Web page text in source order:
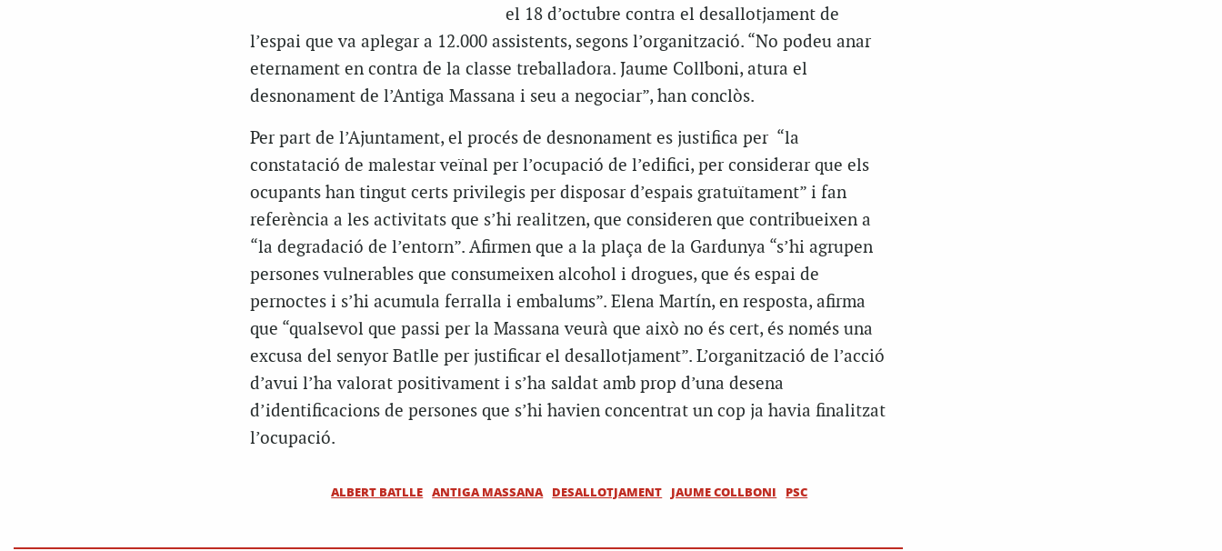
el 18 d’octubre contra el desallotjament de
l’espai que va aplegar a 12.000 assistents, segons l’organització. “No podeu anar
eternament en contra de la classe treballadora. Jaume Collboni, atura el
desnonament de l’Antiga Massana i seu a negociar”, han conclòs.
Per part de l’Ajuntament, el procés de desnonament es justifica per “la
constatació de malestar veïnal per l’ocupació de l’edifici, per considerar que els
ocupants han tingut certs privilegis per disposar d’espais gratuïtament” i fan
referència a les activitats que s’hi realitzen, que consideren que contribueixen a
“la degradació de l’entorn”. Afirmen que a la plaça de la Gardunya “s’hi agrupen
persones vulnerables que consumeixen alcohol i drogues, que és espai de
pernoctes i s’hi acumula ferralla i embalums”. Elena Martín, en resposta, afirma
que “qualsevol que passi per la Massana veurà que això no és cert, és només una
excusa del senyor Batlle per justificar el desallotjament”. L’organització de l’acció
d’avui l’ha valorat positivament i s’ha saldat amb prop d’una desena
d’identificacions de persones que s’hi havien concentrat un cop ja havia finalitzat
l’ocupació.
ALBERT BATLLE ANTIGA MASSANA DESALLOTJAMENT JAUME COLLBONI PSC